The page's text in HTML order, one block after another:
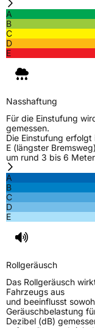
A
B
C
D
E
Nasshaftung
Für die Einstufung
gemessen.
Die Einstufung
E (längster
um rund 3 bis 6
A
B
C
D
E
Rollgeräusch
Das Rollgeräusch
Fahrzeugs aus
und beeinflusst
Geräuschbelastung
Dezibel (dB)